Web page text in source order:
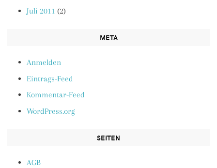
Juli 2011 (2)
META
Anmelden
Eintrags-Feed
Kommentar-Feed
WordPress.org
SEITEN
AGB